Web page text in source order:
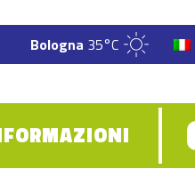
Bologna 35°C